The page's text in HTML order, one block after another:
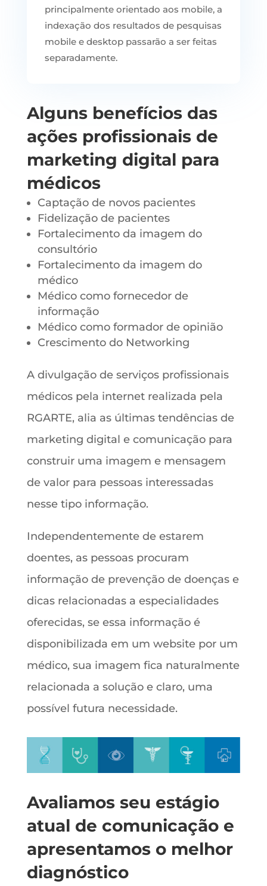
principalmente orientado aos mobile, a
indexação dos resultados de pesquisas
mobile e desktop passarão a ser feitas
separadamente.
Alguns benefícios das
ações profissionais de
marketing digital para
médicos
Captação de novos pacientes
Fidelização de pacientes
Fortalecimento da imagem do
consultório
Fortalecimento da imagem do
médico
Médico como fornecedor de
informação
Médico como formador de opinião
Crescimento do Networking
A divulgação de serviços profissionais
médicos pela internet realizada pela
RGARTE, alia as últimas tendências de
marketing digital e comunicação para
construir uma imagem e mensagem
de valor para pessoas interessadas
nesse tipo informação.
Independentemente de estarem
doentes, as pessoas procuram
informação de prevenção de doenças e
dicas relacionadas a especialidades
oferecidas, se essa informação é
disponibilizada em um website por um
médico, sua imagem fica naturalmente
relacionada a solução e claro, uma
possível futura necessidade.
Avaliamos seu estágio
atual de comunicação e
apresentamos o melhor
diagnóstico